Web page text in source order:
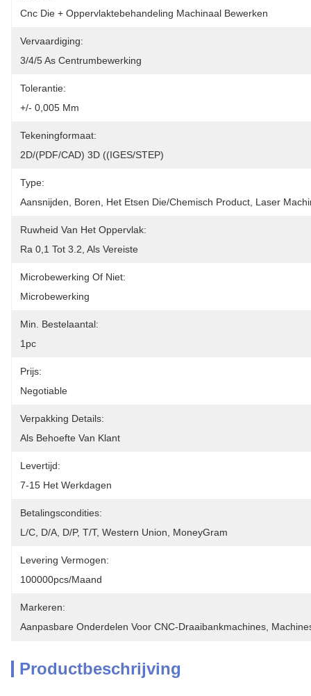
Cnc Die + Oppervlaktebehandeling Machinaal Bewerken
Vervaardiging:
3/4/5 As Centrumbewerking
Tolerantie:
+/- 0,005 Mm
Tekeningformaat:
2D/(PDF/CAD) 3D ((IGES/STEP)
Type:
Aansnijden, Boren, Het Etsen Die/Chemisch Product, Laser
Ruwheid Van Het Oppervlak:
Ra 0,1 Tot 3.2, Als Vereiste
Microbewerking Of Niet:
Microbewerking
Min. Bestelaantal:
1pc
Prijs:
Negotiable
Verpakking Details:
Als Behoefte Van Klant
Levertijd:
7-15 Het Werkdagen
Betalingscondities:
L/C, D/A, D/P, T/T, Western Union, MoneyGram
Levering Vermogen:
100000pcs/maand
Markeren:
Aanpasbare Onderdelen Voor CNC-Draaibankmachines
Productbeschrijving